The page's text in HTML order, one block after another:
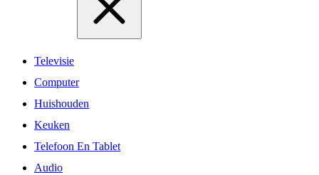
Televisie
Computer
Huishouden
Keuken
Telefoon En Tablet
Audio